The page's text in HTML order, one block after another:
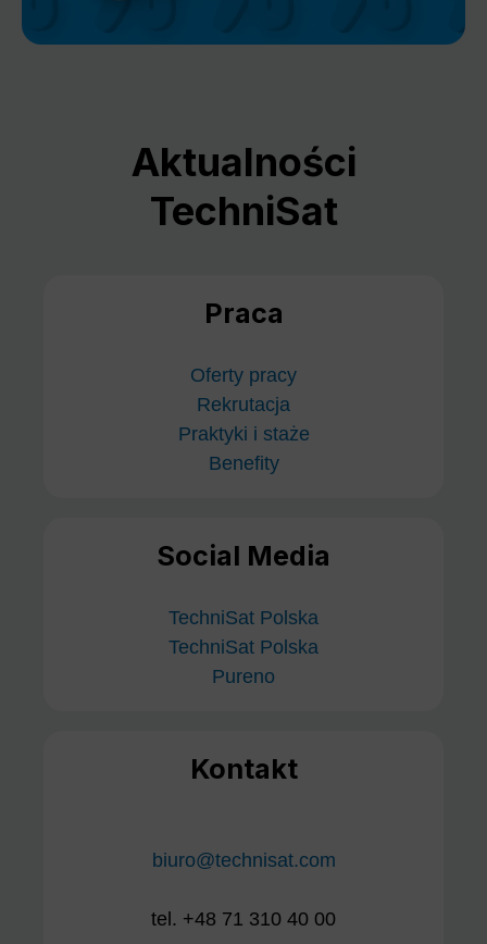
Aktualności
TechniSat
Praca
Oferty pracy
Rekrutacja
Praktyki i staże
Benefity
Social Media
TechniSat Polska
TechniSat Polska
Pureno
Kontakt
biuro@technisat.com
tel. +48 71 310 40 00